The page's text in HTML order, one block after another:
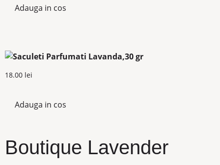
Adauga in cos
18.00 lei
Adauga in cos
Boutique Lavender